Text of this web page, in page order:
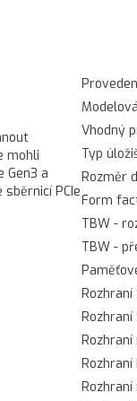
mohli
Gen3 a
PCIe
Vhodný
Typ
Rozměr
Form
TBW -
TBW -
Rozhraní
Rozhraní
Rozhraní
Rozhraní
Rozhraní